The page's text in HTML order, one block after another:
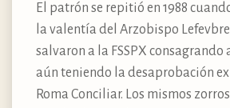
El patrón se repitió en 1988
la valentía del Arzobispo
salvaron a la FSSPX
aún teniendo la desaprobación
Roma Conciliar. Los mismos